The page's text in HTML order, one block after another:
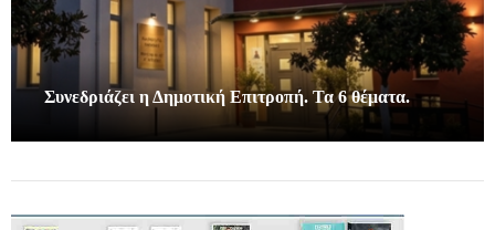
Συνεδριάζει η Δημοτική Επιτροπή. Τα 6 θέματα.